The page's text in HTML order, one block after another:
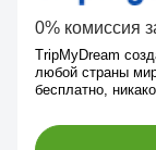
0% комиссия
TripMyDream
любой страны
бесплатно,